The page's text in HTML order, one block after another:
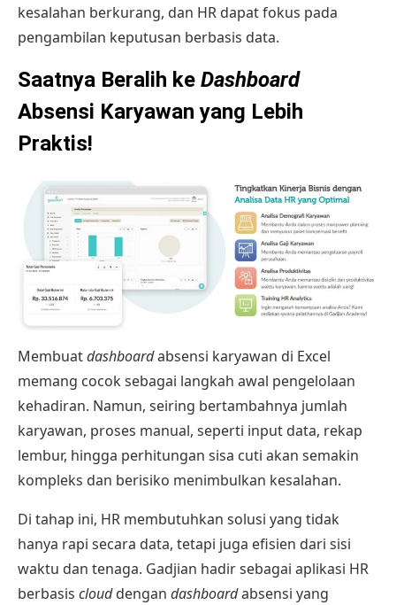
kesalahan berkurang, dan HR dapat fokus pada
pengambilan keputusan berbasis data.
Saatnya Beralih ke Dashboard
Absensi Karyawan yang Lebih
Praktis!
Membuatdashboardabsensi karyawan di Excel
memang cocok sebagai langkah awal pengelolaan
kehadiran. Namun, seiring bertambahnya jumlah
karyawan, proses manual, seperti input data, rekap
lembur, hingga perhitungan sisa cuti akan semakin
kompleks dan berisiko menimbulkan kesalahan.
Di tahap ini, HR membutuhkan solusi yang tidak
hanya rapi secara data, tetapi juga efisien dari sisi
waktu dan tenaga. Gadjian hadir sebagai aplikasi HR
berbasis clouddengan dashboardabsensi yang